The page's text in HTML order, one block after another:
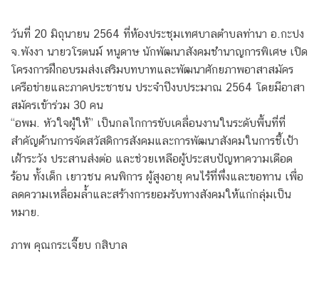
วันที่ 20 มิถุนายน 2564 ที่ห้องประชุมเทศบาลตำบลท่านา อ.กะปง
จ.พังงา นายวโรตนม์ หนูดาษ นักพัฒนาสังคมชำนาญการพิเศษ เปิด
โครงการฝึกอบรมส่งเสริมบทบาทและพัฒนาศักยภาพอาสาสมัคร
เครือข่ายและภาคประชาชน ประจำปีงบประมาณ 2564 โดยมีอาสา
สมัครเข้าร่วม 30 คน
“อพม. หัวใจผู้ให้” เป็นกลไกการขับเคลื่อนงานในระดับพื้นที่ที่
สำคัญด้านการจัดสวัสดิการสังคมและการพัฒนาสังคมในการชี้เป้า
เฝ้าระวัง ประสานส่งต่อ และช่วยเหลือผู้ประสบปัญหาความเดือด
ร้อน ทั้งเด็ก เยาวชน คนพิการ ผู้สูงอายุ คนไร้ที่พึ่งและขอทาน เพื่อ
ลดความเหลื่อมล้ำและสร้างการยอมรับทางสังคมให้แก่กลุ่มเป็น
หมาย.
ภาพ คุณกระเจี๊ยบ กสิบาล